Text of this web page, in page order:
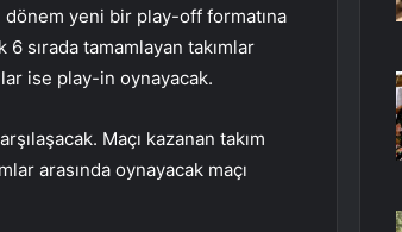
yeni bir play-off formatına
sırada tamamlayan takımlar
ise play-in oynayacak.
Maçı kazanan takım
arasında oynayacak maçı